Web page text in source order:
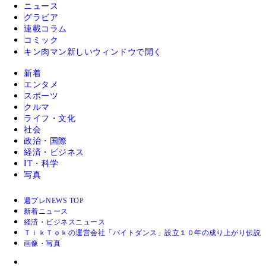
ニュース
グラビア
連載コラム
コミック
キン肉マン 新しいウィンドウで開く
新着
エンタメ
スポーツ
クルマ
ライフ・文化
社会
政治・国際
経済・ビジネス
IT・科学
写真
週プレNEWS TOP
新着ニュース
経済・ビジネスニュース
ＴｉｋＴｏｋの運営会社「バイトダンス」設立１０年の成り上がり伝説
画像・写真